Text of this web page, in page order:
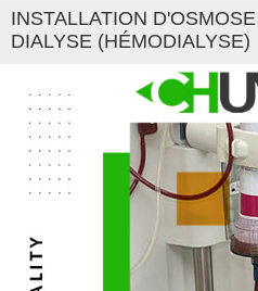
INSTALLATION
DIALYSE (HÉMODIALYSE)